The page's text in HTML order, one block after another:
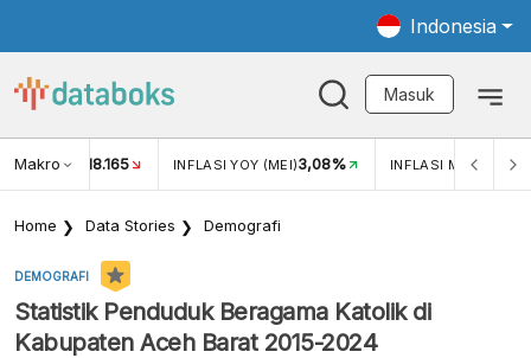
Indonesia
Masuk
Makro
USD/IDR 18.165 INFLASI YOY (MEI)3,08% INFLASI MOM (MEI)
Home Data Stories Demografi
DEMOGRAFI
Statistik Penduduk Beragama Katolik di
Kabupaten Aceh Barat 2015-2024